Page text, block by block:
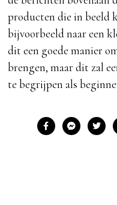
producten die in beeld
bijvoorbeeld naar een
dit een goede manier
brengen, maar dit zal
te begrijpen als